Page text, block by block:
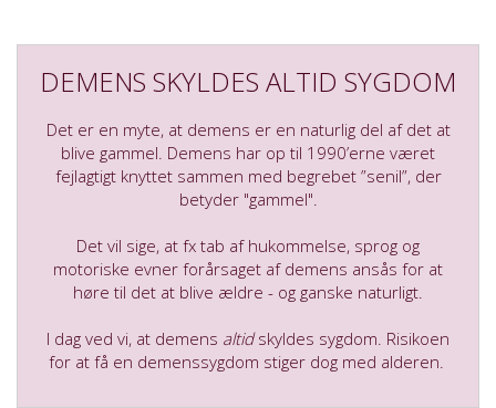
DEMENS SKYLDES ALTID SYGDOM
Det er en myte, at demens er en naturlig del af det at
blive gammel. Demens har op til 1990’erne været
fejlagtigt knyttet sammen med begrebet ”senil”, der
betyder "gammel".
Det vil sige, at fx tab af hukommelse, sprog og
motoriske evner forårsaget af demens ansås for at
høre til det at blive ældre - og ganske naturligt.
I dag ved vi, at demens altidskyldes sygdom. Risikoen
for at få en demenssygdom stiger dog med alderen.